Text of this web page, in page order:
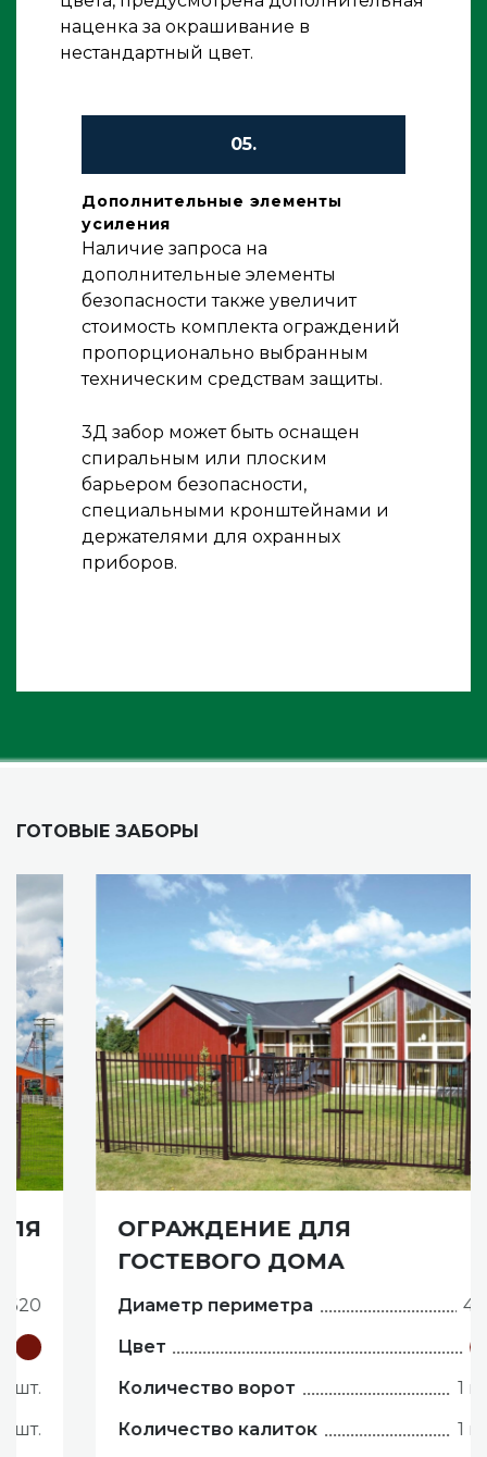
наценка за окрашивание в
нестандартный цвет.
05.
Дополнительные элементы
усиления
Наличие запроса на
дополнительные элементы
безопасности также увеличит
стоимость комплекта ограждений
пропорционально выбранным
техническим средствам защиты.
3Д забор может быть оснащен
спиральным или плоским
барьером безопасности,
специальными кронштейнами и
держателями для охранных
приборов.
ГОТОВЫЕ ЗАБОРЫ
ОГРАЖДЕНИЕ ДЛЯ
ГОСТЕВОГО ДОМА
Диаметр периметра
450
Количество ворот
1 шт.
Количество калиток
1 шт.